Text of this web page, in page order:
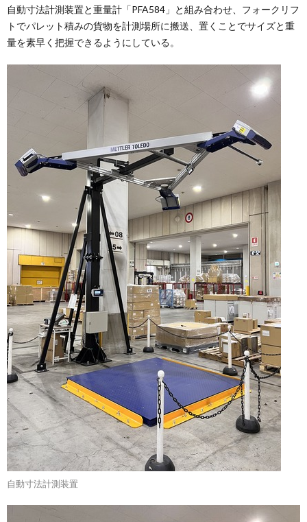
自動寸法計測装置と重量計「PFA584」と組み合わせ、フォークリフ
トでパレット積みの貨物を計測場所に搬送、置くことでサイズと重
量を素早く把握できるようにしている。
自動寸法計測装置